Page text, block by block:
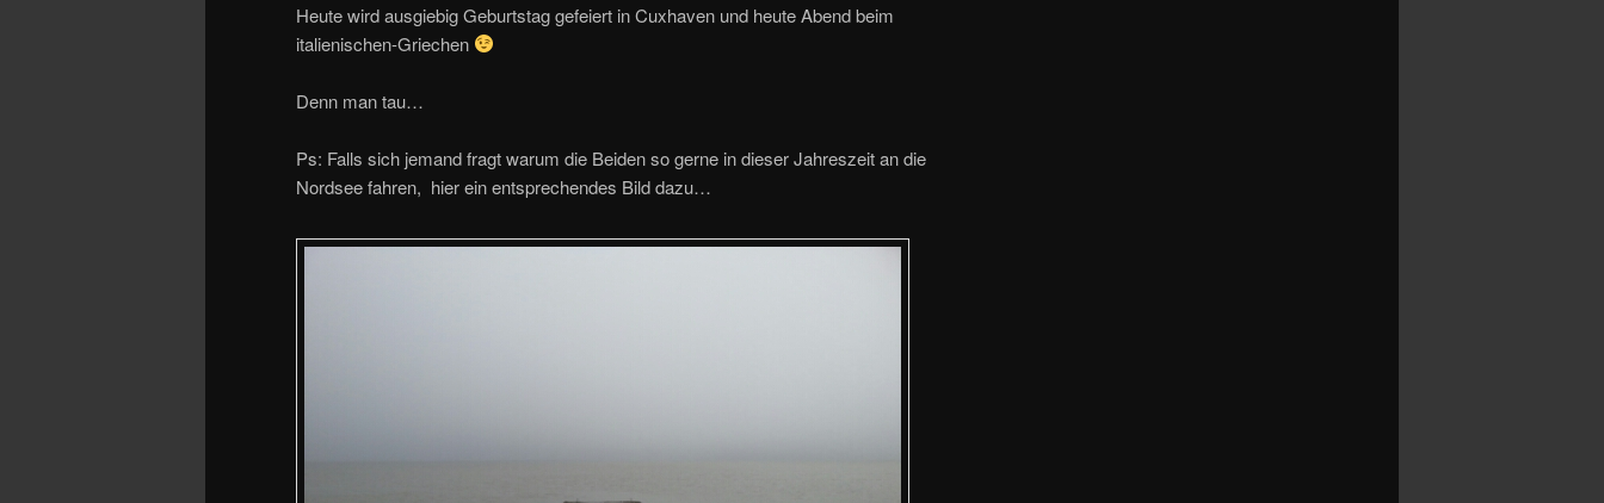
Heute wird ausgiebig Geburtstag gefeiert in Cuxhaven und heute Abend beim
italienischen-Griechen
Denn man tau…
Ps: Falls sich jemand fragt warum die Beiden so gerne in dieser Jahreszeit an die
Nordsee fahren, hier ein entsprechendes Bild dazu…